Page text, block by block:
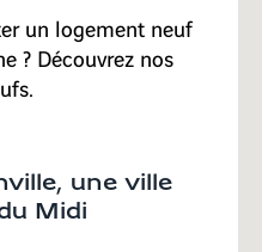
un logement neuf
? Découvrez nos
une ville
Midi